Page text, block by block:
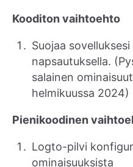
Kooditon vaihtoehto
Suojaa
napsautuksella.
salainen
helmikuussa 2024)
Pienikoodinen
Logto-pilvi
ominaisuuksista